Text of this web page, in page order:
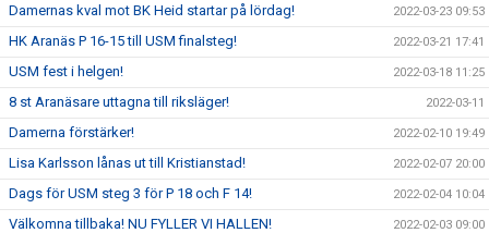
Damernas kval mot BK Heid startar på lördag! 2022-03-23 09:53
HK Aranäs P 16-15 till USM finalsteg! 2022-03-21 17:41
USM fest i helgen! 2022-03-18 11:25
8 st Aranäsare uttagna till riksläger! 2022-03-11
Damerna förstärker! 2022-02-10 19:49
Lisa Karlsson lånas ut till Kristianstad! 2022-02-07 20:00
Dags för USM steg 3 för P 18 och F 14! 2022-02-04 10:04
Välkomna tillbaka! NU FYLLER VI HALLEN! 2022-02-03 09:00